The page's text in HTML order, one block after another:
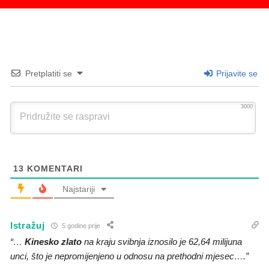
Pretplatiti se Prijavite se
3000
13 KOMENTARI
Najstariji
Istražuj 5 godine prije
“… Kinesko zlato na kraju svibnja iznosilo je 62,64 milijuna
unci, što je nepromijenjeno u odnosu na prethodni mjesec….”